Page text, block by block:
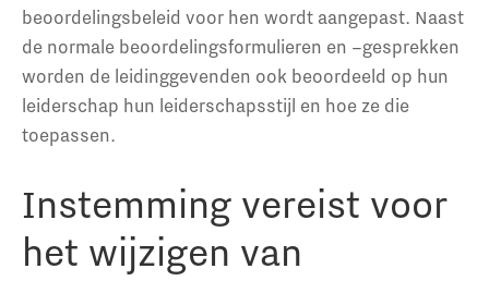
beoordelingsbeleid voor hen wordt aangepast. Naast
de normale beoordelingsformulieren en –gesprekken
worden de leidinggevenden ook beoordeeld op hun
leiderschap hun leiderschapsstijl en hoe ze die
toepassen.
Instemming vereist voor
het wijzigen van